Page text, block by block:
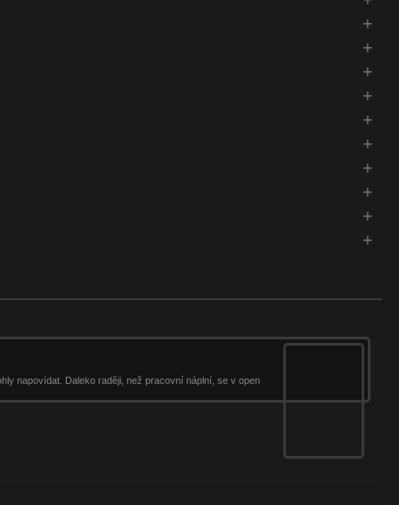
napovídat. Daleko raději, než pracovní náplní, se v open